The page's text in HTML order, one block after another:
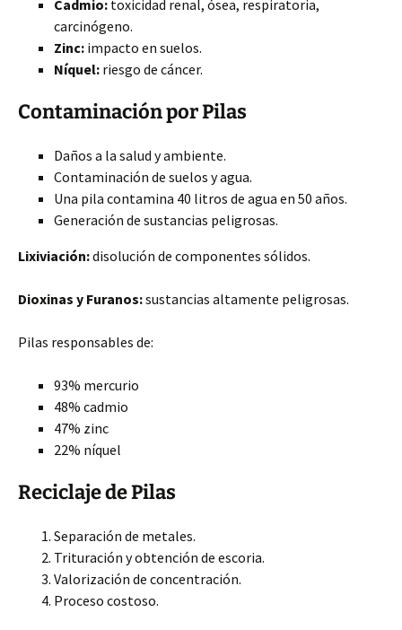
Cadmio: toxicidad renal, ósea, respiratoria,
carcinógeno.
Zinc: impacto en suelos.
Níquel: riesgo de cáncer.
Contaminación por Pilas
Daños a la salud y ambiente.
Contaminación de suelos y agua.
Una pila contamina 40 litros de agua en 50 años.
Generación de sustancias peligrosas.
Lixiviación:disolución de componentes sólidos.
Dioxinas y Furanos:sustancias altamente peligrosas.
Pilas responsables de:
93% mercurio
48% cadmio
47% zinc
22% níquel
Reciclaje de Pilas
Separación de metales.
Trituración y obtención de escoria.
Valorización de concentración.
Proceso costoso.